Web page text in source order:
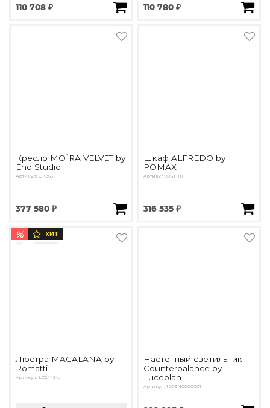
110 708 ₽ 110 780 ₽
Кресло MOÏRA VELVET by
Eno Studio
Артикул: OK365
377 580 ₽
Шкаф ALFREDO by
POMAX
Артикул: OSH1111
316 535 ₽
% ХИТ
Люстра MACALANA by
Romatti
Артикул: LC2442-L
Настенный светильник
Counterbalance by
Luceplan
Артикул: 1D73N0000001